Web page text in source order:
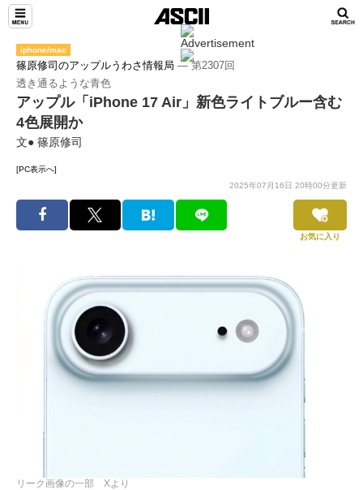
iphone/mac
篠原修司のアップルうわさ情報局 ― 第2307回
透き通るような青色
アップル「iPhone 17 Air」新色ライトブルー含む
4色展開か
文● 篠原修司
[PC表示へ]
2025年07月16日 20時00分更新
お気に入り
リーク画像の一部 Xより